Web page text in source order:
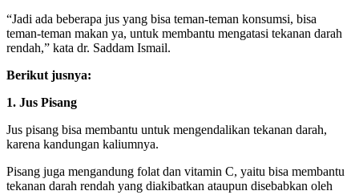
“Jadi ada beberapa jus yang bisa teman-teman konsumsi, bisa
teman-teman makan ya, untuk membantu mengatasi tekanan darah
rendah,” kata dr. Saddam Ismail.
Berikut jusnya:
1. Jus Pisang
Jus pisang bisa membantu untuk mengendalikan tekanan darah,
karena kandungan kaliumnya.
Pisang juga mengandung folat dan vitamin C, yaitu bisa membantu
tekanan darah rendah yang diakibatkan ataupun disebabkan oleh